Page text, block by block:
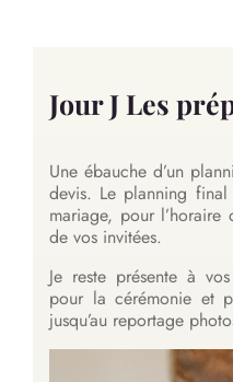
Jour J Les
Une ébauche d’un
devis. Le planning
mariage, pour
de vos invitées.
Je reste présente à
pour la cérémonie et
jusqu’au reportage